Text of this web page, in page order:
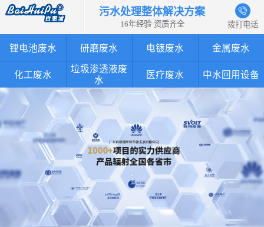
污水处理整体解决方案
16年经验·资质齐全 拨打电话
锂电池废水 研磨废水 电镀废水 金属废水
化工废水
垃圾渗透液废
水
医疗废水 中水回用设备